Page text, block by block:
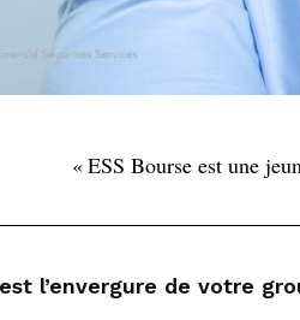
« ESS Bourse est une
l’envergure de votre